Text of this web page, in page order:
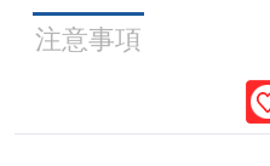
注意事項